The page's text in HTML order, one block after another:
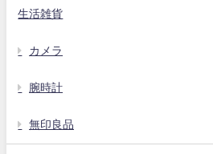
生活雑貨
カメラ
腕時計
無印良品